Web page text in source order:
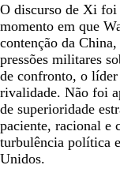
O discurso de Xi foi
momento em que
contenção da
pressões militares
de confronto, o líder
rivalidade. Não foi
de superioridade
paciente, racional e
turbulência política
Unidos.